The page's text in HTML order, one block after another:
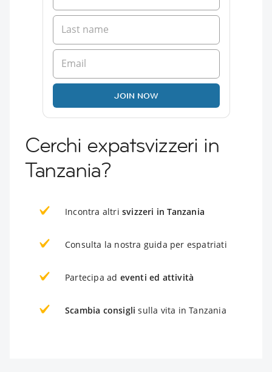
JOIN NOW
Cerchi expatsvizzeri in
Tanzania?
Incontra altri svizzeri in Tanzania
Consulta la nostra guida per espatriati
Partecipa ad eventi ed attività
Scambia consigli sulla vita in Tanzania